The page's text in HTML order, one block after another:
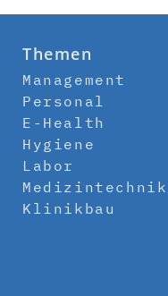
Themen
Management
Personal
E-Health
Hygiene
Labor
Medizintechnik
Klinikbau